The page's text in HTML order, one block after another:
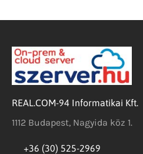
REAL.COM-94 Informatikai Kft.
1112 Budapest, Nagyida köz 1.
+36 (30) 525-2969